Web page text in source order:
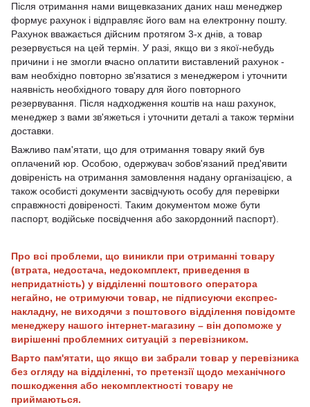
Після отримання нами вищевказаних даних наш менеджер
формує рахунок і відправляє його вам на електронну пошту.
Рахунок вважається дійсним протягом 3-х днів, а товар
резервується на цей термін. У разі, якщо ви з якої-небудь
причини і не змогли вчасно оплатити виставлений рахунок -
вам необхідно повторно зв'язатися з менеджером і уточнити
наявність необхідного товару для його повторного
резервування. Після надходження коштів на наш рахунок,
менеджер з вами зв'яжеться і уточнити деталі а також терміни
доставки.
Важливо пам'ятати, що для отримання товару який був
оплачений юр. Особою, одержувач зобов'язаний пред'явити
довіреність на отримання замовлення надану організацією, а
також особисті документи засвідчують особу для перевірки
справжності довіреності. Таким документом може бути
паспорт, водійське посвідчення або закордонний паспорт).
Про всі проблеми, що виникли при отриманні товару
(втрата, недостача, недокомплект, приведення в
непридатність) у відділенні поштового оператора
негайно, не отримуючи товар, не підписуючи експрес-
накладну, не виходячи з поштового відділення повідомте
менеджеру нашого інтернет-магазину – він допоможе у
вирішенні проблемних ситуацій з перевізником.
Варто пам'ятати, що якщо ви забрали товар у перевізника
без огляду на відділенні, то претензії щодо механічного
пошкодження або некомплектності товару не
приймаються.